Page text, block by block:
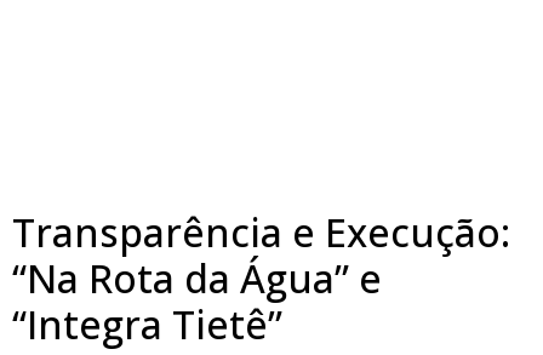
Transparência e Execução:
“Na Rota da Água” e
“Integra Tietê”